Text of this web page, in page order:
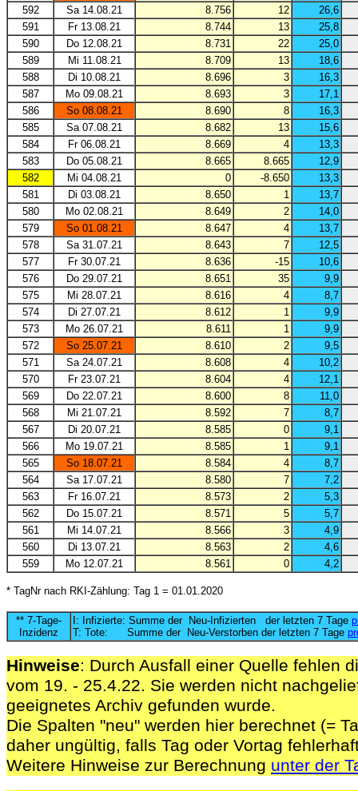
592
Sa 14.08.21 8.756 12
26,6
591
Fr 13.08.21 8.744 13
25,8
590
Do 12.08.21 8.731 22
25,0
589
Mi 11.08.21 8.709 13
18,6
588
Di 10.08.21 8.696 3
16,3
587
Mo 09.08.21 8.693 3
17,1
586
So 08.08.21 8.690 8
16,3
585
Sa 07.08.21 8.682 13
15,6
584
Fr 06.08.21 8.669 4
13,3
583
Do 05.08.21 8.665 8.665
12,9
582
Mi 04.08.21 0 -8.650
13,3
581
Di 03.08.21 8.650 1
13,7
580
Mo 02.08.21 8.649 2
14,0
579
So 01.08.21 8.647 4
13,7
578
Sa 31.07.21 8.643 7
12,5
577
Fr 30.07.21 8.636 -15
10,6
576
Do 29.07.21 8.651 35
9,9
575
Mi 28.07.21 8.616 4
8,7
574
Di 27.07.21 8.612 1
9,9
573
Mo 26.07.21 8.611 1
9,9
572
So 25.07.21 8.610 2
9,5
571
Sa 24.07.21 8.608 4
10,2
570
Fr 23.07.21 8.604 4
12,1
569
Do 22.07.21 8.600 8
11,0
568
Mi 21.07.21 8.592 7
8,7
567
Di 20.07.21 8.585 0
9,1
566
Mo 19.07.21 8.585 1
9,1
565
So 18.07.21 8.584 4
8,7
564
Sa 17.07.21 8.580 7
7,2
563
Fr 16.07.21 8.573 2
5,3
562
Do 15.07.21 8.571 5
5,7
561
Mi 14.07.21 8.566 3
4,9
560
Di 13.07.21 8.563 2
4,6
559
Mo 12.07.21 8.561 0 4,2
* TagNr nach RKI-Zählung: Tag 1 = 01.01.2020
** 7-Tage-
Inzidenz
I: Infizierte: Summe der Neu-Infizierten der letzten 7 Tage
T: Tote: Summe der Neu-Verstorben der letzten 7 Tage
Hinweise: Durch Ausfall einer Quelle fehlen
vom 19. - 25.4.22. Sie werden nicht
geeignetes Archiv gefunden wurde.
Die Spalten "neu" werden hier berechnet (=
daher ungültig, falls Tag oder Vortag
Weitere Hinweise zur Berechnung unter der